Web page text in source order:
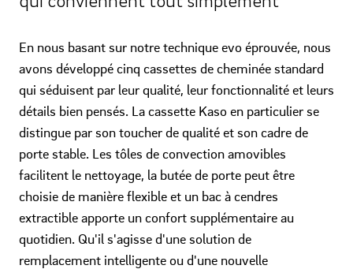
En nous basant sur notre technique evo éprouvée, nous
avons développé cinq cassettes de cheminée standard
qui séduisent par leur qualité, leur fonctionnalité et leurs
détails bien pensés. La cassette Kaso en particulier se
distingue par son toucher de qualité et son cadre de
porte stable. Les tôles de convection amovibles
facilitent le nettoyage, la butée de porte peut être
choisie de manière flexible et un bac à cendres
extractible apporte un confort supplémentaire au
quotidien. Qu'il s'agisse d'une solution de
remplacement intelligente ou d'une nouvelle